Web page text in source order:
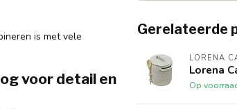
is met vele
voor detail en
Gerelateerde
LORENA
Lorena
Op